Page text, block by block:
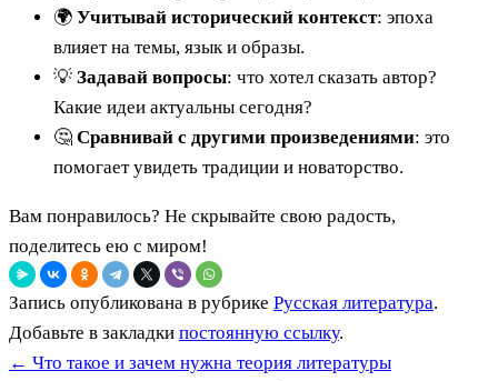
🌍 Учитывай исторический контекст: эпоха
влияет на темы, язык и образы.
💡 Задавай вопросы: что хотел сказать автор?
Какие идеи актуальны сегодня?
🤔 Сравнивай с другими произведениями: это
помогает увидеть традиции и новаторство.
Вам понравилось? Не скрывайте свою радость,
поделитесь ею с миром!
Запись опубликована в рубрике Русская литература.
Добавьте в закладки постоянную ссылку.
← Что такое и зачем нужна теория литературы